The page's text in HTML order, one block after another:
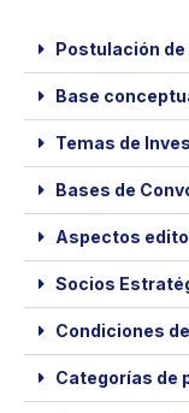
Postulación
Base
Temas de
Bases de
Aspectos
Socios
Condiciones
Categorías de